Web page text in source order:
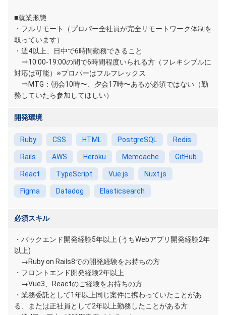
■就業形態
・フルリモート（プロパー全社員が完全リモートワーク体制を
取っています）
・週4以上、日中で6時間勤務できること
⇒10:00-19:00の間で6時間程度いられる方（フレキシブルに
対応は可能）※プロパーはフルフレックス
⇒MTG：朝会10時〜、夕会17時〜あるが必須ではない（勤
務していたら参加してほしい）
開発環境
Ruby CSS HTML PostgreSQL Redis
Rails AWS Heroku Memcache GitHub
React TypeScript Vue.js Nuxt.js
Figma Datadog Elasticsearch
必須スキル
・バックエンド開発経験5年以上 (うちWebアプリ開発経験2年
以上)
→Ruby on Rails8での開発経験をお持ちの方
・フロントエンド開発経験2年以上
→Vue3、Reactのご経験をお持ちの方
・業務委託として1年以上同じ案件に携わっていたことがあ
る、または正社員として2年以上勤務したことがある方